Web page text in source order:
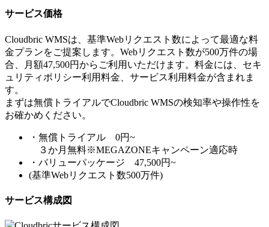
サービス価格
Cloudbric WMSは、基準Webリクエスト数によって最適な料
金プランをご提案します。Webリクエスト数が500万件の場
合、月額47,500円からご利用いただけます。料金には、セキ
ュリティポリシー利用料金、サービス利用料金が含まれま
す。
まずは無償トライアルでCloudbric WMSの検知率や操作性を
お確かめください。
・無償トライアル 0円~
３か月無料※MEGAZONEキャンペーン適応時
・バリューパッケージ 47,500円~
(基準Webリクエスト数500万件)
サービス構成図